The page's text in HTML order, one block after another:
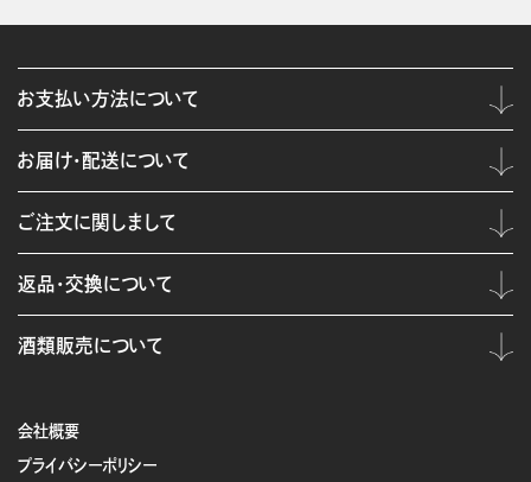
会社概要
プライバシーポリシー
お支払い方法について
お届け・配送について
ご注文に関しまして
返品・交換について
酒類販売について